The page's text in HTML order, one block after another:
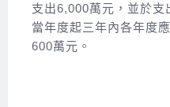
支出6,000萬元，並於支
當年度起三年內各年度
600萬元。